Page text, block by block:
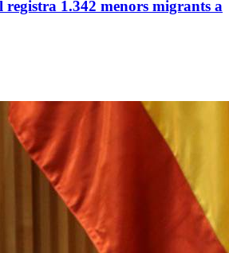
registra 1.342 menors migrants a